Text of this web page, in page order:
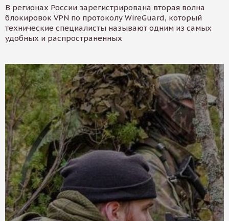
В регионах России зарегистрирована вторая волна
блокировок VPN по протоколу WireGuard, который
технические специалисты называют одним из самых
удобных и распространенных